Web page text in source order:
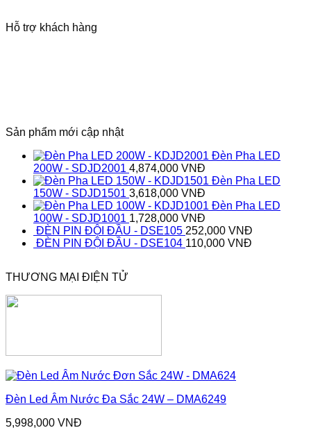
Hỗ trợ khách hàng
Sản phẩm mới cập nhật
Đèn Pha LED
200W - SDJD2001 4,874,000 VNĐ
Đèn Pha LED
150W - SDJD1501 3,618,000 VNĐ
Đèn Pha LED
100W - SDJD1001 1,728,000 VNĐ
ĐÈN PIN ĐỘI ĐẦU - DSE105 252,000 VNĐ
ĐÈN PIN ĐỘI ĐẦU - DSE104 110,000 VNĐ
THƯƠNG MẠI ĐIỆN TỬ
Đèn Led Âm Nước Đa Sắc 24W – DMA6249
5,998,000 VNĐ